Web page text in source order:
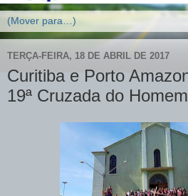
TERÇA-FEIRA, 18 DE ABRIL DE 2017
Curitiba e Porto
19ª Cruzada do